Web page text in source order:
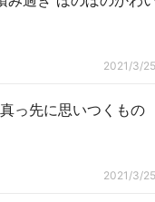
2021/3/
っ先に思いつくもの
2021/3/